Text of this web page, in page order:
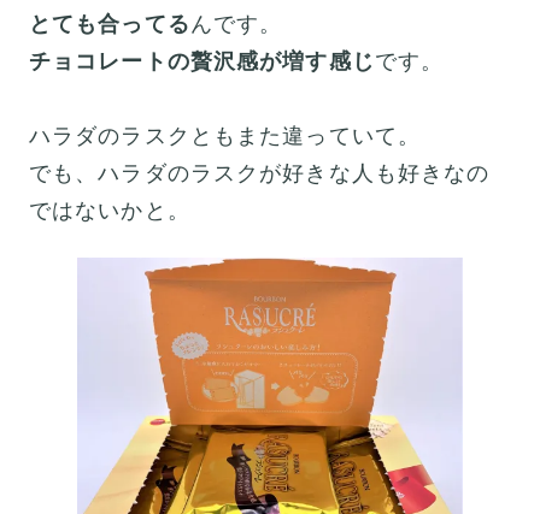
とても合ってるんです。
チョコレートの贅沢感が増す感じです。
ハラダのラスクともまた違っていて。
でも、ハラダのラスクが好きな人も好きなの
ではないかと。